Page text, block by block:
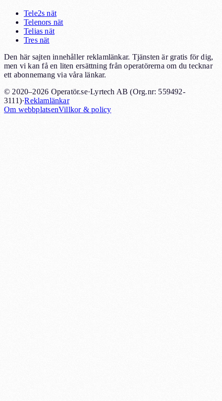
Tele2s nät
Telenors nät
Telias nät
Tres nät
Den här sajten innehåller reklamlänkar. Tjänsten är gratis för dig,
men vi kan få en liten ersättning från operatörerna om du tecknar
ett abonnemang via våra länkar.
© 2020–2026 Operatör.se·Lyrtech AB (Org.nr: 559492-
3111)·Reklamlänkar
Om webbplatsenVillkor & policy